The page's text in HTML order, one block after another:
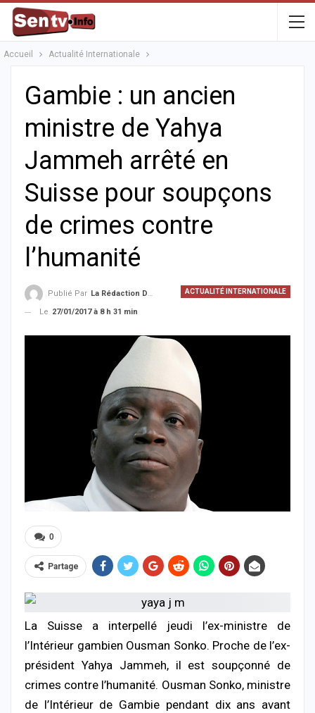
Accueil Actualité Internationale
Gambie : un ancien
ministre de Yahya
Jammeh arrêté en
Suisse pour soupçons
de crimes contre
l’humanité
ACTUALITÉ INTERNATIONALE
Publié Par La Rédaction De La SenTV.info
Le 27/01/2017 à 8 h 31 min
0
Partage
La Suisse a interpellé jeudi l’ex-ministre de
l’Intérieur gambien Ousman Sonko. Proche de l’ex-
président Yahya Jammeh, il est soupçonné de
crimes contre l’humanité. Ousman Sonko, ministre
de l’Intérieur de Gambie pendant dix ans avant